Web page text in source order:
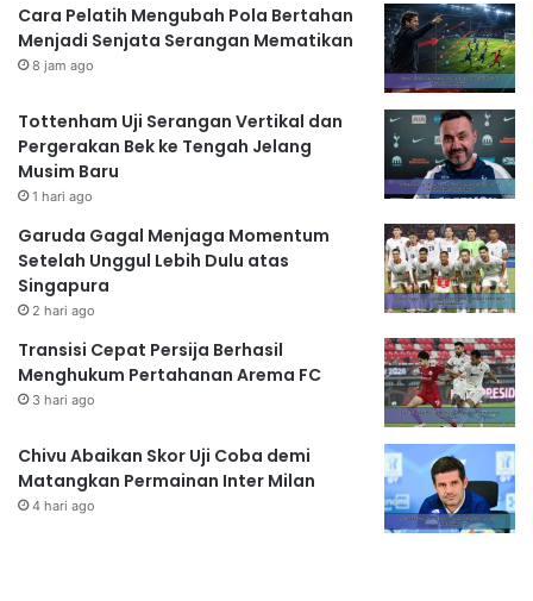
Cara Pelatih Mengubah Pola Bertahan
Menjadi Senjata Serangan Mematikan
8 jam ago
Tottenham Uji Serangan Vertikal dan
Pergerakan Bek ke Tengah Jelang
Musim Baru
1 hari ago
Garuda Gagal Menjaga Momentum
Setelah Unggul Lebih Dulu atas
Singapura
2 hari ago
Transisi Cepat Persija Berhasil
Menghukum Pertahanan Arema FC
3 hari ago
Chivu Abaikan Skor Uji Coba demi
Matangkan Permainan Inter Milan
4 hari ago